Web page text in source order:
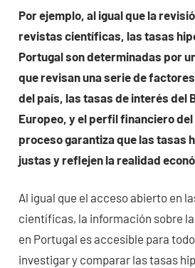
Por ejemplo, al igual que la
revistas científicas, las tasas
Portugal son determinadas por
que revisan una serie de
del país, las tasas de interés del
Europeo, y el perfil financiero
proceso garantiza que las tasas
justas y reflejen la realidad
Al igual que el acceso abierto en
científicas, la información sobre
en Portugal es accesible para
investigar y comparar las tasas